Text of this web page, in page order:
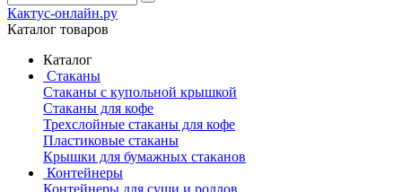
Кактус-онлайн.ру
Каталог товаров
Каталог
Стаканы
Стаканы с купольной крышкой
Стаканы для кофе
Трехслойные стаканы для кофе
Пластиковые стаканы
Крышки для бумажных стаканов
Контейнеры
Контейнеры для суши и роллов